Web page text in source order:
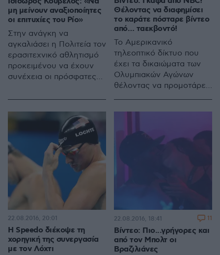
μη μείνουν αναξιοποίητες
οι επιτυχίες του Ρίο»
Στην ανάγκη να
αγκαλιάσει η Πολιτεία τον
ερασιτεχνικό αθλητισμό
προκειμένου να έχουν
συνέχεια οι πρόσφατες
αθλητών στους
Ολυμπιακούς Αγώνες του
Ρίο αναφέρθηκε ο
αρχηγός της ελληνικής
Ολυμπιακής ομάδας
Θέλοντας να διαφημίσει
το καράτε πόσταρε βίντεο
από… ταεκβοντό!
Το Αμερικανικό
τηλεοπτικό δίκτυο που
έχει τα δικαιώματα των
Ολυμπιακών Αγώνων
θέλοντας να προμοτάρει
προέβαλλε βίντεο από
αγώνες επίδειξης
Η Speedo διέκοψε τη
χορηγική της συνεργασία
με τον Λόχτι
22.08.2016, 20:01
Βίντεο: Πιο...γρήγορες και
από τον Μπολτ οι
Βραζιλιάνες
22.08.2016, 18:41 11